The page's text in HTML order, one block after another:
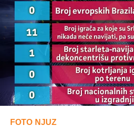
FOTO NJUZ